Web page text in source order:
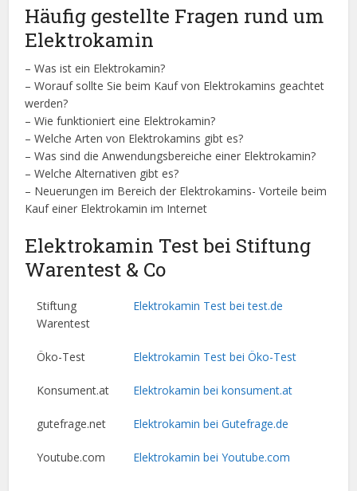
Häufig gestellte Fragen rund um
Elektrokamin
– Was ist ein Elektrokamin?
– Worauf sollte Sie beim Kauf von Elektrokamins geachtet
werden?
– Wie funktioniert eine Elektrokamin?
– Welche Arten von Elektrokamins gibt es?
– Was sind die Anwendungsbereiche einer Elektrokamin?
– Welche Alternativen gibt es?
– Neuerungen im Bereich der Elektrokamins- Vorteile beim
Kauf einer Elektrokamin im Internet
Elektrokamin Test bei Stiftung
Warentest & Co
Stiftung
Warentest
Elektrokamin Test bei test.de
Öko-Test Elektrokamin Test bei Öko-Test
Konsument.at Elektrokamin bei konsument.at
gutefrage.net Elektrokamin bei Gutefrage.de
Youtube.com Elektrokamin bei Youtube.com